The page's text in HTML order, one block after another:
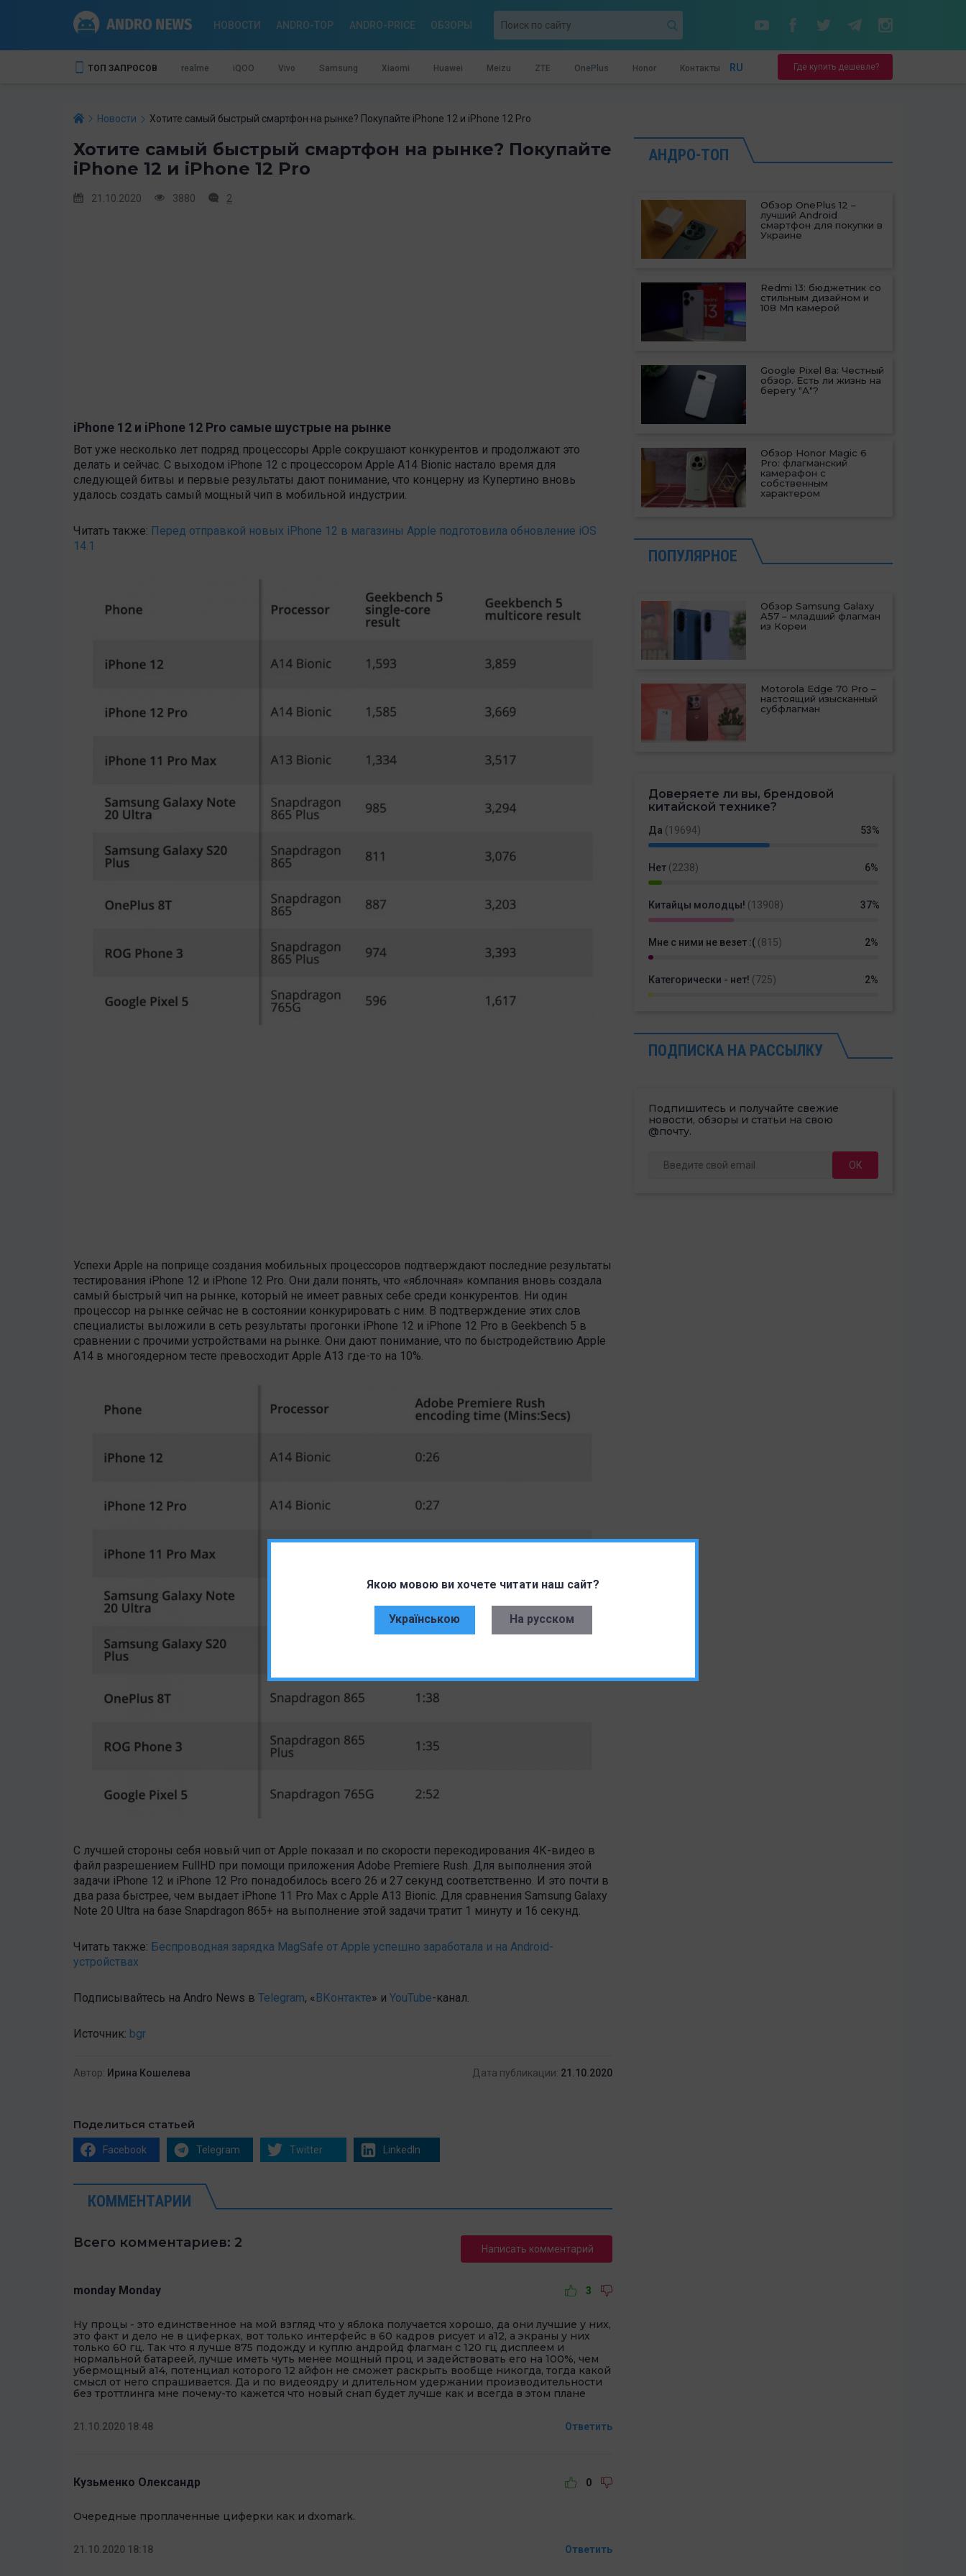
Якою мовою ви хочете читати наш сайт?
Українською На русском
НОВОСТИ ANDRO-TOP ANDRO-PRICE ОБЗОРЫ
ТОП ЗАПРОСОВ realme iQOO Vivo Samsung Xiaomi Huawei Meizu ZTE OnePlus Honor Контакты RU Где купить дешевле?
Новости Хотите самый быстрый смартфон на рынке? Покупайте iPhone 12 и iPhone 12 Pro
Хотите самый быстрый смартфон на рынке? Покупайте
iPhone 12 и iPhone 12 Pro
21.10.2020 3880 2
iPhone 12 и iPhone 12 Pro самые шустрые на рынке
Вот уже несколько лет подряд процессоры Apple сокрушают конкурентов и продолжают это
делать и сейчас. С выходом iPhone 12 c процессором Apple A14 Bionic настало время для
следующей битвы и первые результаты дают понимание, что концерну из Купертино вновь
удалось создать самый мощный чип в мобильной индустрии.
Читать также: Перед отправкой новых iPhone 12 в магазины Apple подготовила обновление iOS
14.1
Успехи Apple на поприще создания мобильных процессоров подтверждают последние результаты
тестирования iPhone 12 и iPhone 12 Pro. Они дали понять, что «яблочная» компания вновь создала
самый быстрый чип на рынке, который не имеет равных себе среди конкурентов. Ни один
процессор на рынке сейчас не в состоянии конкурировать с ним. В подтверждение этих слов
специалисты выложили в сеть результаты прогонки iPhone 12 и iPhone 12 Pro в Geekbench 5 в
сравнении с прочими устройствами на рынке. Они дают понимание, что по быстродействию Apple
A14 в многоядерном тесте превосходит Apple A13 где-то на 10%.
С лучшей стороны себя новый чип от Apple показал и по скорости перекодирования 4К-видео в
файл разрешением FullHD при помощи приложения Adobe Premiere Rush. Для выполнения этой
задачи iPhone 12 и iPhone 12 Pro понадобилось всего 26 и 27 секунд соответственно. И это почти в
два раза быстрее, чем выдает iPhone 11 Pro Max с Apple A13 Bionic. Для сравнения Samsung Galaxy
Note 20 Ultra на базе Snapdragon 865+ на выполнение этой задачи тратит 1 минуту и 16 секунд.
Читать также: Беспроводная зарядка MagSafe от Apple успешно заработала и на Android-
устройствах
Подписывайтесь на Andro News в Telegram, «ВКонтакте» и YouTube-канал.
Источник: bgr
Автор: Ирина Кошелева Дата публикации: 21.10.2020
Поделиться статьей
Facebook Telegram Twitter LinkedIn
КОММЕНТАРИИ
Всего комментариев: 2 Написать комментарий
monday Monday 3
Ну процы - это единственное на мой взгляд что у яблока получается хорошо, да они лучшие у них,
это факт и дело не в циферках, вот только интерфейс в 60 кадров рисует и а12, а экраны у них
только 60 гц. Так что я лучше 875 подожду и куплю андройд флагман с 120 гц дисплеем и
нормальной батареей, лучше иметь чуть менее мощный проц и задействовать его на 100%, чем
убермощный а14, потенциал которого 12 айфон не сможет раскрыть вообще никогда, тогда какой
смысл от него спрашивается. Да и по видеоядру и длительном удержании производительности
без троттлинга мне почему-то кажется что новый снап будет лучше как и всегда в этом плане
21.10.2020 18:48 Ответить
Кузьменко Олександр 0
Очередные проплаченные циферки как и dxomark.
21.10.2020 18:18 Ответить
АНДРО-ТОП
Обзор OnePlus 12 –
лучший Android
смартфон для покупки в
Украине
Redmi 13: бюджетник со
стильным дизайном и
108 Мп камерой
Google Pixel 8a: Честный
обзор. Есть ли жизнь на
берегу "А"?
Обзор Honor Magic 6
Pro: флагманский
камерафон с
собственным
характером
ПОПУЛЯРНОЕ
Обзор Samsung Galaxy
A57 – младший флагман
из Кореи
Motorola Edge 70 Pro –
настоящий изысканный
субфлагман
Доверяете ли вы, брендовой
китайской технике?
Да (19694) 53%
Нет (2238) 6%
Китайцы молодцы! (13908) 37%
Мне с ними не везет :( (815) 2%
Категорически - нет! (725) 2%
ПОДПИСКА НА РАССЫЛКУ
Подпишитесь и получайте свежие
новости, обзоры и статьи на свою
@почту.
ОК